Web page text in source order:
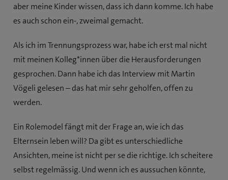
aber meine Kinder wissen, dass ich dann komme. Ich habe
es auch schon ein-, zweimal gemacht.
Als ich im Trennungsprozess war, habe ich erst mal nicht
mit meinen Kolleg*innen über die Herausforderungen
gesprochen. Dann habe ich das Interview mit Martin
Vögeli gelesen – das hat mir sehr geholfen, offen zu
werden.
Ein Rolemodel fängt mit der Frage an, wie ich das
Elternsein leben will? Da gibt es unterschiedliche
Ansichten, meine ist nicht per se die richtige. Ich scheitere
selbst regelmässig. Und wenn ich es aussuchen könnte,